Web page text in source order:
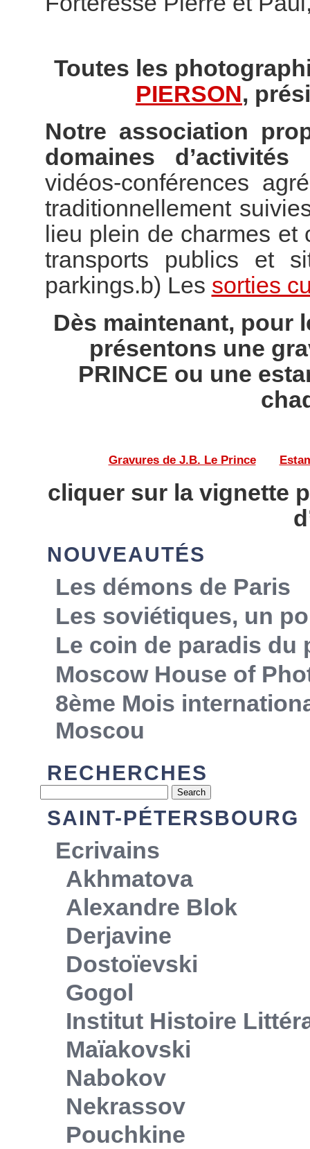
Toutes les
PIERSON,
Notre association
domaines d’activités
vidéos-conférences
traditionnellement
lieu plein de charmes et
transports publics et
parkings.b) Les sorties
Dès maintenant, pour
présentons une
PRINCE ou une
Gravures de J.B. Le Prince——
cliquer sur la vignette
NOUVEAUTÉS
Les démons de Paris
Les soviétiques, un
Le coin de paradis du
Moscow House of
8ème Mois
Moscou
RECHERCHES
SAINT-PÉTERSBOURG
Ecrivains
Akhmatova
Alexandre Blok
Derjavine
Dostoïevski
Gogol
Institut Histoire
Maïakovski
Nabokov
Nekrassov
Pouchkine